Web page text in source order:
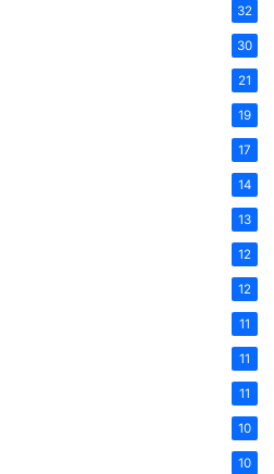
32
30
21
19
17
14
13
12
12
11
11
11
10
10